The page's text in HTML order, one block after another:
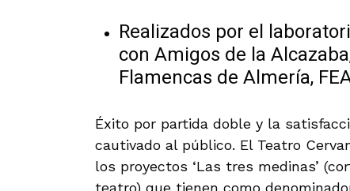
Realizados por el
con Amigos de la
Flamencas de Almería,
Éxito por partida doble y la
cautivado al público. El Teatro
los proyectos ‘Las tres medinas’
teatro) que tienen como